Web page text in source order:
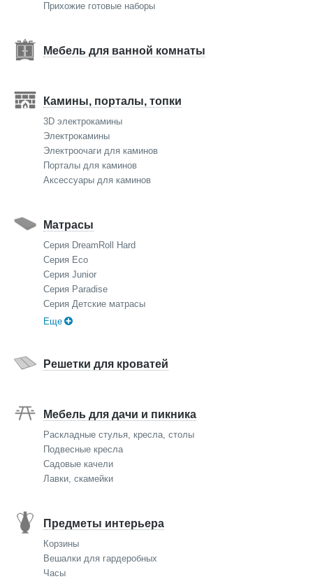
Прихожие готовые наборы
Мебель для ванной комнаты
Камины, порталы, топки
3D электрокамины
Электрокамины
Электроочаги для каминов
Порталы для каминов
Аксессуары для каминов
Матрасы
Серия DreamRoll Hard
Серия Eco
Серия Junior
Серия Paradise
Серия Детские матрасы
Еще
Решетки для кроватей
Мебель для дачи и пикника
Раскладные стулья, кресла, столы
Подвесные кресла
Садовые качели
Лавки, скамейки
Предметы интерьера
Корзины
Вешалки для гардеробных
Часы